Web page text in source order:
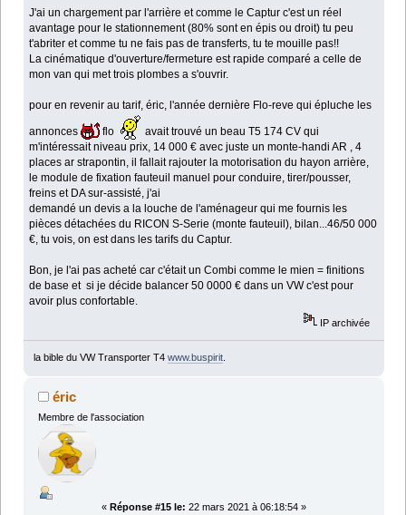
J'ai un chargement par l'arrière et comme le Captur c'est un réel
avantage pour le stationnement (80% sont en épis ou droit) tu peu
t'abriter et comme tu ne fais pas de transferts, tu te mouille pas!!
La cinématique d'ouverture/fermeture est rapide comparé a celle de
mon van qui met trois plombes a s'ouvrir.
pour en revenir au tarif, éric, l'année dernière Flo-reve qui épluche les
annonces flo
avait trouvé un beau T5 174 CV qui
m'intéressait niveau prix, 14 000 € avec juste un monte-handi AR , 4
places ar strapontin, il fallait rajouter la motorisation du hayon arrière,
le module de fixation fauteuil manuel pour conduire, tirer/pousser,
freins et DA sur-assisté, j'ai
demandé un devis a la louche de l'aménageur qui me fournis les
pièces détachées du RICON S-Serie (monte fauteuil), bilan...46/50 000
€, tu vois, on est dans les tarifs du Captur.
Bon, je l'ai pas acheté car c'était un Combi comme le mien = finitions
de base et si je décide balancer 50 0000 € dans un VW c'est pour
avoir plus confortable.
IP archivée
la bible du VW Transporter T4 www.buspirit.
éric
Membre de l'association
« Réponse #15 le: 22 mars 2021 à 06:18:54 »